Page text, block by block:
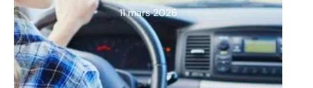
11 mars 2026